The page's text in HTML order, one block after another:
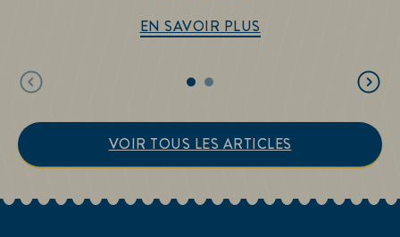
EN SAVOIR PLUS
VOIR TOUS LES ARTICLES